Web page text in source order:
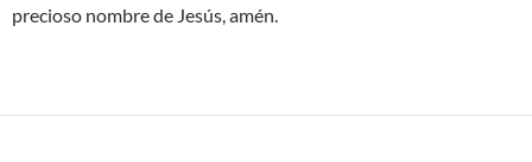
precioso nombre de Jesús, amén.